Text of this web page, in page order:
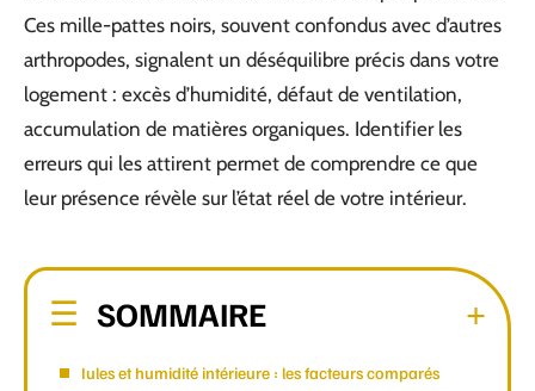
Ces mille-pattes noirs, souvent confondus avec d’autres
arthropodes, signalent un déséquilibre précis dans votre
logement : excès d’humidité, défaut de ventilation,
accumulation de matières organiques. Identifier les
erreurs qui les attirent permet de comprendre ce que
leur présence révèle sur l’état réel de votre intérieur.
SOMMAIRE
Iules et humidité intérieure : les facteurs comparés